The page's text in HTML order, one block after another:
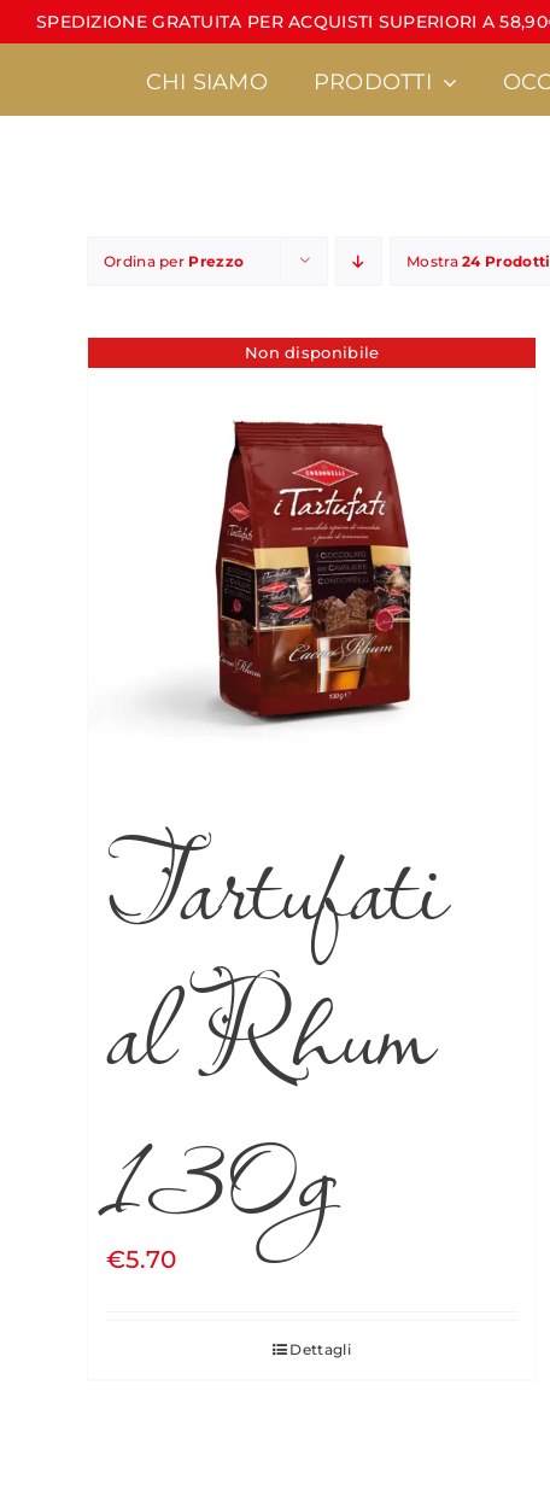
Salta
al
SPEDIZIONE GRATUITA PER ACQUISTI SUPERIORI A
CHI SIAMO PRODOTTI
• Linea Calt
• È sempre un
•
• MiniCondorelli
• Regali d’autore
Ordina per Prezzo Mostra24 Prodotti
Non disponibile
Tartufati
al Rhum
130g
€5.70
Dettagli